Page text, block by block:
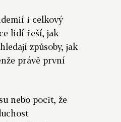
i celkový
lidí řeší, jak
způsoby, jak
právě první
nebo pocit, že